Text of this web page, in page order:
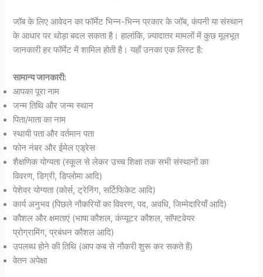
जॉब के लिए आवेदन का फॉर्मेट भिन्न-भिन्न प्रकार के जॉब, कंपनी या संस्थान
के आधार पर थोड़ा बदल सकता है। हालांकि, ज़्यादातर मामलों में कुछ मूलभूत
जानकारी हर फॉर्मेट में शामिल होती है। यहाँ उनका एक लिस्ट है:
सामान्य जानकारी:
आपका पूरा नाम
जन्म तिथि और जन्म स्थान
पिता/माता का नाम
स्थायी पता और वर्तमान पता
फोन नंबर और ईमेल एड्रेस
शैक्षणिक योग्यता (स्कूल से लेकर उच्च शिक्षा तक सभी संस्थानों का
विवरण, डिग्री, डिप्लोमा आदि)
पेशेवर योग्यता (कोर्स, ट्रेनिंग, सर्टिफिकेट आदि)
कार्य अनुभव (पिछले नौकरियों का विवरण, पद, अवधि, जिम्मेदारियाँ आदि)
कौशल और क्षमताएं (भाषा कौशल, कंप्यूटर कौशल, सॉफ्टवेयर
प्रोग्रामिंग, प्रबंधन कौशल आदि)
उपलब्ध होने की तिथि (आप कब से नौकरी शुरू कर सकते हैं)
वेतन अपेक्षा